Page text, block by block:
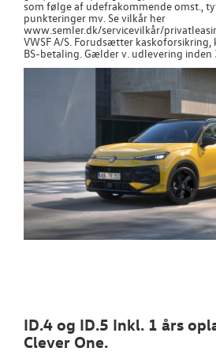
som følge af udefrakommende omst.,
punkteringer mv. Se vilkår her
www.semler.dk/servicevilkår/
VWSF A/S. Forudsætter
BS-betaling. Gælder v. udlevering inden
ID.4 og ID.5 Inkl. 1 års
Clever One.